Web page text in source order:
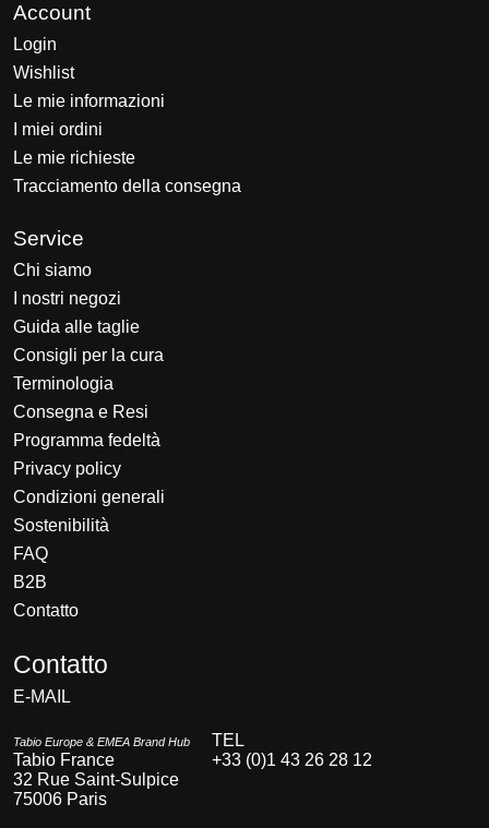
Account
Login
Wishlist
Le mie informazioni
I miei ordini
Le mie richieste
Tracciamento della consegna
Service
Chi siamo
I nostri negozi
Guida alle taglie
Consigli per la cura
Terminologia
Consegna e Resi
Programma fedeltà
Privacy policy
Condizioni generali
Sostenibilità
FAQ
B2B
Contatto
Contatto
E-MAIL
Tabio Europe & EMEA Brand Hub
Tabio France
32 Rue Saint-Sulpice
75006 Paris
TEL
+33 (0)1 43 26 28 12
Español